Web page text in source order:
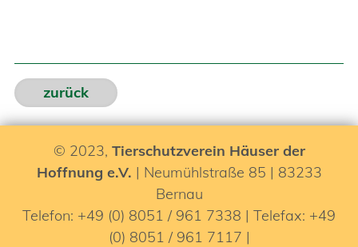
zurück
© 2023, Tierschutzverein Häuser der
Hoffnung e.V. | Neumühlstraße 85 | 83233
Bernau
Telefon: +49 (0) 8051 / 961 7338 | Telefax: +49
(0) 8051 / 961 7117 |